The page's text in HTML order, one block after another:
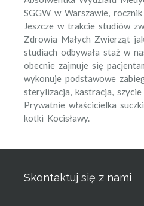
SGGW w Warszawie,
Jeszcze w trakcie studiów
Zdrowia Małych Zwierząt
studiach odbywała staż w
obecnie zajmuje się
wykonuje podstawowe
sterylizacja, kastracja, szycie
Prywatnie właścicielka
kotki Kocisławy.
Skontaktuj się z nami